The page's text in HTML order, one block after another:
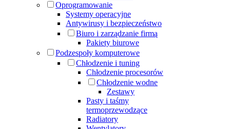
Oprogramowanie
Systemy operacyjne
Antywirusy i bezpieczeństwo
Biuro i zarządzanie firmą
Pakiety biurowe
Podzespoły komputerowe
Chłodzenie i tuning
Chłodzenie procesorów
Chłodzenie wodne
Zestawy
Pasty i taśmy
termoprzewodzące
Radiatory